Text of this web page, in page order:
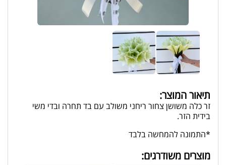
תיאור המוצר:
זר כלה משושן צחור ריחני משולב עם בד תחרה ובדי משי
בידית הזר.
*התמונה להמחשה בלבד
מוצרים משודרגים: